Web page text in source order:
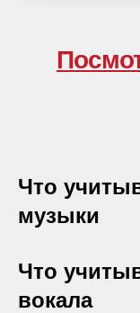
Что
музыки
Что
вокала
ИП